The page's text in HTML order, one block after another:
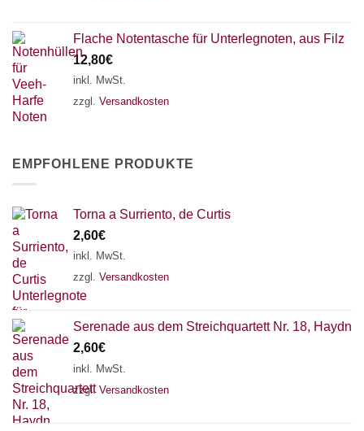
Flache Notentasche für Unterlegnoten, aus Filz
12,80€
inkl. MwSt.
zzgl. Versandkosten
EMPFOHLENE PRODUKTE
Torna a Surriento, de Curtis
2,60€
inkl. MwSt.
zzgl. Versandkosten
Serenade aus dem Streichquartett Nr. 18, Haydn
2,60€
inkl. MwSt.
zzgl. Versandkosten